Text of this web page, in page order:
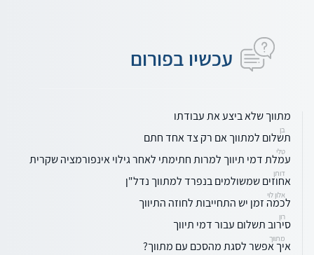
עכשיו בפורום
מתווך שלא ביצע את עבודתו
בן
תשלום למתווך אם רק צד אחד חתם
טלי
עמלת דמי תיווך למרות חתימתי לאחר גילוי אינפורמציה שקרית
דותן
אחוזים שמשולמים בנפרד למתווך נדל"ן
אלון לוי
לכמה זמן יש התחייבות לחוזה התיווך
רון
סירוב תשלום עבור דמי תיווך
מתווך
איך אפשר לסגת מהסכם עם מתווך?